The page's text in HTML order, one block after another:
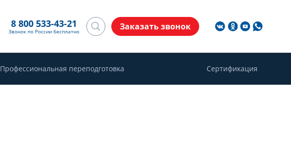
8 800 533-43-21
Звонок по России бесплатно Заказать звонок
Профессиональная переподготовка Сертификация